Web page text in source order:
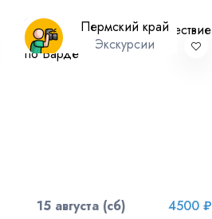
Пермский край
Экскурсии
15 августа (сб) 4500 ₽